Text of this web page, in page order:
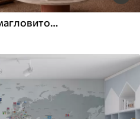
Нежно дивље цвеће у магловитом пастелном пејзажу